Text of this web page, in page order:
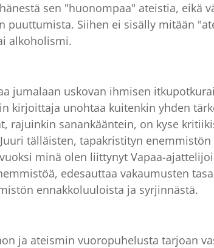
sen "huonompaa" ateistia, eikä
puuttumista. Siihen ei sisälly mitään
alkoholismi.
jumalaan uskovan ihmisen
kirjoittaja unohtaa kuitenkin yhden
rajuinkin sanankääntein, on kyse
tälläisten, tapakristityn
minä olen liittynyt Vapaa-
edesauttaa vakaumusten
ennakkoluuloista ja syrjinnästä.
ja ateismin vuoropuhelusta tarjoan